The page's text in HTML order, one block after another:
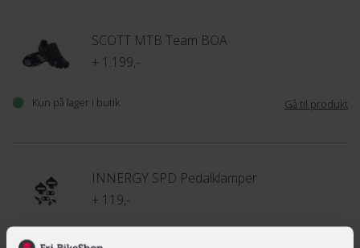
SCOTT MTB Team BOA
+ 1.199,-
Kun på lager i butik Gå til produkt
INNERGY SPD Pedalklamper
+ 119,-